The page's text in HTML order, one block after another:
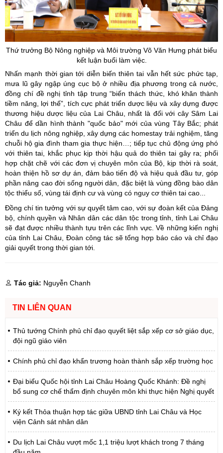
Thứ trưởng Bộ Nông nghiệp và Môi trường Võ Văn Hưng phát biểu
kết luận buổi làm việc.
Nhấn mạnh thời gian tới diễn biến thiên tai vẫn hết sức phức tạp,
mưa lũ gây ngập úng cục bộ ở nhiều địa phương trong cả nước,
đồng chí đề nghị tỉnh tập trung “biến thách thức, khó khăn thành
tiềm năng, lợi thế”, tích cực phát triển dược liệu và xây dựng được
thương hiệu dược liệu của Lai Châu, nhất là đối với cây Sâm Lai
Châu để dần hình thành "quốc bảo" mới của vùng Tây Bắc; phát
triển du lịch nông nghiệp, xây dựng các homestay trải nghiệm, tăng
chuỗi hộ gia đình tham gia thực hiện…; tiếp tục chủ động ứng phó
với thiên tai, khắc phục kịp thời hậu quả do thiên tai gây ra; phối
hợp chặt chẽ với các đơn vị chuyên môn của Bộ, kịp thời rà soát,
hoàn thiện hồ sơ dự án, đảm bảo tiến độ và hiệu quả đầu tư, góp
phần nâng cao đời sống người dân, đặc biệt là vùng đồng bào dân
tộc thiểu số, vùng tái định cư và vùng có nguy cơ thiên tai cao...
Đồng chí tin tưởng với sự quyết tâm cao, với sự đoàn kết của Đảng
bộ, chính quyền và Nhân dân các dân tộc trong tỉnh, tỉnh Lai Châu
sẽ đạt được nhiều thành tựu trên các lĩnh vực. Về những kiến nghị
của tỉnh Lai Châu, Đoàn công tác sẽ tổng hợp báo cáo và chỉ đạo
giải quyết trong thời gian tới.
Tác giả: Nguyễn Chanh
TIN LIÊN QUAN
Thủ tướng Chính phủ chỉ đạo quyết liệt sắp xếp cơ sở giáo dục,
đội ngũ giáo viên
Chính phủ chỉ đạo khẩn trương hoàn thành sắp xếp trường học
Đại biểu Quốc hội tỉnh Lai Châu Hoàng Quốc Khánh: Đề nghị
bổ sung cơ chế thẩm định chuyên môn khi thực hiện Nghị quyết
Ký kết Thỏa thuận hợp tác giữa UBND tỉnh Lai Châu và Học
viện Cảnh sát nhân dân
Du lịch Lai Châu vượt mốc 1,1 triệu lượt khách trong 7 tháng